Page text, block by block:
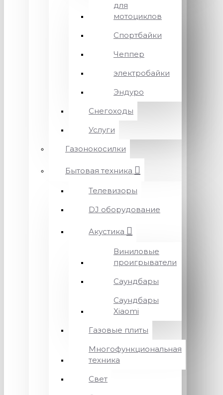
для
мотоциклов
Спортбайки
Чеппер
электробайки
Эндуро
Снегоходы
Услуги
Газонокосилки
Бытовая техника
Телевизоры
DJ оборудование
Акустика
Виниловые
проигрыватели
Саундбары
Саундбары
Xiaomi
Газовые плиты
Многофункциональная
техника
Свет